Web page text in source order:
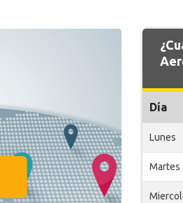
Día
Lunes
Martes